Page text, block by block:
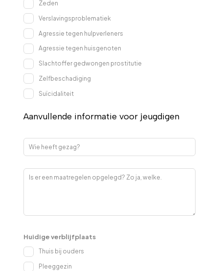
Zeden
Verslavingsproblematiek
Agressie tegen hulpverleners
Agressie tegen huisgenoten
Slachtoffer gedwongen prostitutie
Zelfbeschadiging
Suïcidaliteit
Aanvullende informatie voor jeugdigen
Huidige verblijfplaats
Thuis bij ouders
Pleeggezin